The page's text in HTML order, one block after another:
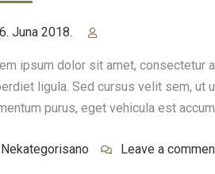
6. Juna 2018.
ipsum dolor sit amet, consectetur
ligula. Sed cursus velit sem, ut
purus, eget vehicula est
Nekategorisano Leave a